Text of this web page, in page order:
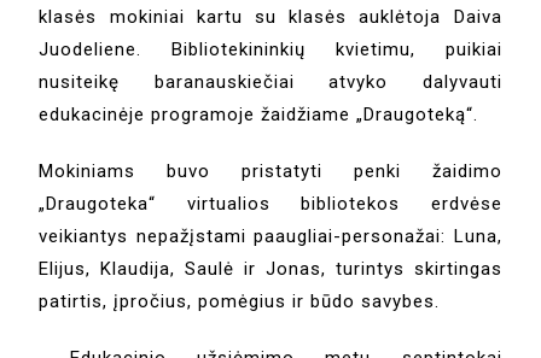
klasės mokiniai kartu su klasės auklėtoja Daiva
Juodeliene. Bibliotekininkių kvietimu, puikiai
nusiteikę baranauskiečiai atvyko dalyvauti
edukacinėje programoje žaidžiame „Draugoteką“.
Mokiniams buvo pristatyti penki žaidimo
„Draugoteka“ virtualios bibliotekos erdvėse
veikiantys nepažįstami paaugliai-personažai: Luna,
Elijus, Klaudija, Saulė ir Jonas, turintys skirtingas
patirtis, įpročius, pomėgius ir būdo savybes.